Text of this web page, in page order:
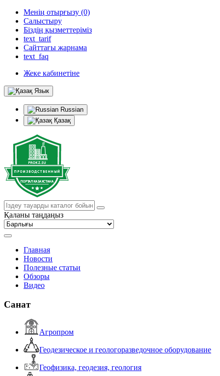
Менің отырғызу (0)
Салыстыру
Біздің қызметтеріміз
text_tarif
Сайттағы жарнама
text_faq
Жеке кабинетіне
Язык
Russian
Қазақ
Қаланы таңдаңыз
Главная
Новости
Полезные статьи
Обзоры
Видео
Санат
Агропром
Геодезическое и геологоразведочное оборудование
Геофизика, геодезия, геология